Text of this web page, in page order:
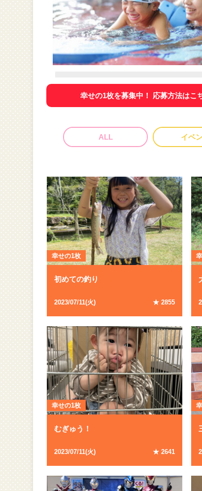
幸せの1枚を募集中！ 応募方法はこ
ALL イベ
幸せの1枚
初めての釣り
2023/07/11(火) ★2855
幸せの1枚
むぎゅう！
2023/07/11(火) ★2641